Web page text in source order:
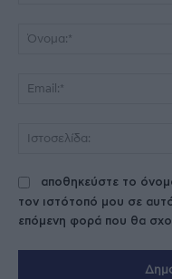
αποθηκεύστε το
τον ιστότοπό μου σε
επόμενη φορά που θα